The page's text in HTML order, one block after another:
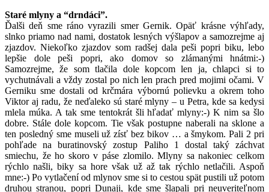
Staré mlyny a “drndáci”.
Ďalši deň sme ráno vyrazili smer Gernik. Opäť krásne výhľady,
slnko priamo nad nami, dostatok lesných výšlapov a samozrejme aj
zjazdov. Niekoľko zjazdov som radšej dala peši popri biku, lebo
lepšie dole peši popri, ako domov so zlámanými hnátmi:-)
Samozrejme, že som tlačila dole kopcom len ja, chlapci si to
vychutnávali a vždy zostal po nich len prach pred mojimi očami. V
Gerniku sme dostali od krčmára výbornú polievku a okrem toho
Viktor aj radu, že neďaleko sú staré mlyny – u Petra, kde sa kedysi
mlela múka. A tak sme tentokrát šli hľadať mlyny:-) K nim sa šlo
dobre. Stále dole kopcom. Tie však postupne naberali na sklone a
ten posledný sme museli už zísť bez bikov … a šmykom. Pali 2 pri
pohľade na buratinovský zostup Paliho 1 dostal taký záchvat
smiechu, že ho skoro v páse zlomilo. Mlyny sa nakoniec celkom
rýchlo našli, biky sa hore však už až tak rýchlo netlačili. Aspoň
mne:-) Po vytlačení od mlynov sme si to cestou spät pustili už potom
druhou stranou, popri Dunaji, kde sme šlapali pri neuveriteľnom